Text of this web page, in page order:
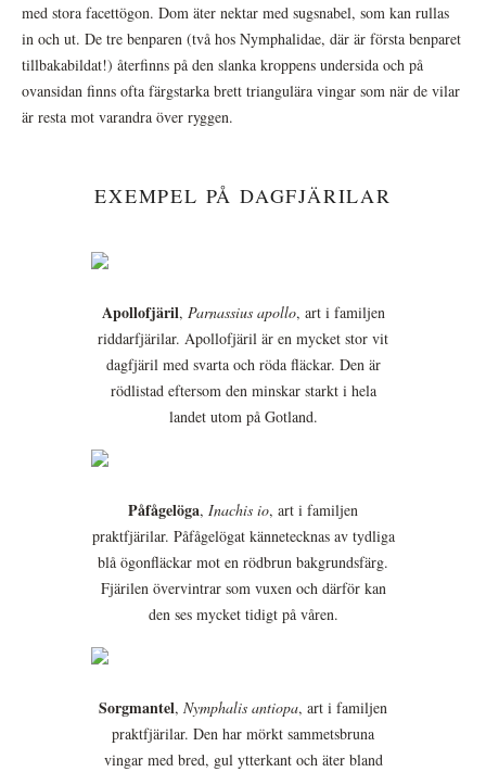
med stora facettögon. Dom äter nektar med sugsnabel, som kan rullas
in och ut. De tre benparen (två hos Nymphalidae, där är första benparet
tillbakabildat!) återfinns på den slanka kroppens undersida och på
ovansidan finns ofta färgstarka brett triangulära vingar som när de vilar
är resta mot varandra över ryggen.
EXEMPEL PÅ DAGFJÄRILAR
Apollofjäril, Parnassius apollo, art i familjen
riddarfjärilar. Apollofjäril är en mycket stor vit
dagfjäril med svarta och röda fläckar. Den är
rödlistad eftersom den minskar starkt i hela
landet utom på Gotland.
Påfågelöga, Inachis io, art i familjen
praktfjärilar. Påfågelögat kännetecknas av tydliga
blå ögonfläckar mot en rödbrun bakgrundsfärg.
Fjärilen övervintrar som vuxen och därför kan
den ses mycket tidigt på våren.
Sorgmantel, Nymphalis antiopa, art i familjen
praktfjärilar. Den har mörkt sammetsbruna
vingar med bred, gul ytterkant och äter bland